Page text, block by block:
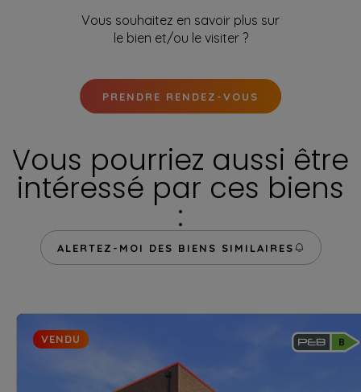
Vous souhaitez en savoir plus sur
le bien et/ou le visiter ?
PRENDRE RENDEZ-VOUS
Vous pourriez aussi être
intéressé par ces biens
:
ALERTEZ-MOI DES BIENS SIMILAIRES
VENDU